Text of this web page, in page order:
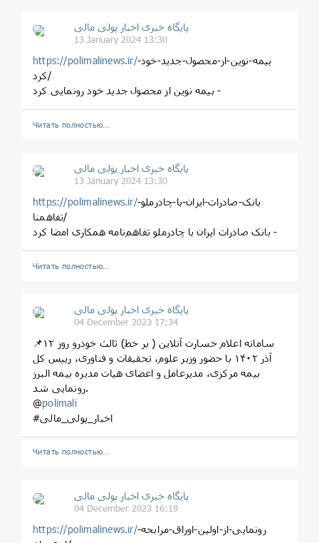
پایگاه خبری اخبار پولی مالی
13 January 2024 13:30
https://polimalinews.ir/بیمه-نوین-از-محصول-جدید-خود-
کرد/
بیمه نوین از محصول جدید خود رونمایی کرد -
Читать полностью…
پایگاه خبری اخبار پولی مالی
13 January 2024 13:30
https://polimalinews.ir/بانک-صادرات-ایران-با-چادرملو-
تفاهمنا/
بانک صادرات ایران با چادرملو تفاهم‌نامه همکاری امضا کرد -
Читать полностью…
پایگاه خبری اخبار پولی مالی
04 December 2023 17:34
📌سامانه اعلام خسارت آنلاین ( بر خط) ثالث خودرو روز ۱۲
آذر ۱۴۰۲ با حضور وزیر علوم، تحقیقات و فناوری، رییس کل
بیمه مرکزی، مدیرعامل و اعضای هیات مدیره بیمه البرز
رونمایی شد.
@polimali
#اخبار_پولی_مالی
Читать полностью…
پایگاه خبری اخبار پولی مالی
04 December 2023 16:19
https://polimalinews.ir/رونمایی-از-اولین-اوراق-مرابحه-